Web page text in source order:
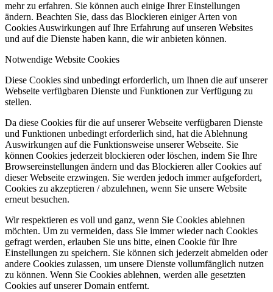
mehr zu erfahren. Sie können auch einige Ihrer Einstellungen
ändern. Beachten Sie, dass das Blockieren einiger Arten von
Cookies Auswirkungen auf Ihre Erfahrung auf unseren Websites
und auf die Dienste haben kann, die wir anbieten können.
Notwendige Website Cookies
Diese Cookies sind unbedingt erforderlich, um Ihnen die auf unserer
Webseite verfügbaren Dienste und Funktionen zur Verfügung zu
stellen.
Da diese Cookies für die auf unserer Webseite verfügbaren Dienste
und Funktionen unbedingt erforderlich sind, hat die Ablehnung
Auswirkungen auf die Funktionsweise unserer Webseite. Sie
können Cookies jederzeit blockieren oder löschen, indem Sie Ihre
Browsereinstellungen ändern und das Blockieren aller Cookies auf
dieser Webseite erzwingen. Sie werden jedoch immer aufgefordert,
Cookies zu akzeptieren / abzulehnen, wenn Sie unsere Website
erneut besuchen.
Wir respektieren es voll und ganz, wenn Sie Cookies ablehnen
möchten. Um zu vermeiden, dass Sie immer wieder nach Cookies
gefragt werden, erlauben Sie uns bitte, einen Cookie für Ihre
Einstellungen zu speichern. Sie können sich jederzeit abmelden oder
andere Cookies zulassen, um unsere Dienste vollumfänglich nutzen
zu können. Wenn Sie Cookies ablehnen, werden alle gesetzten
Cookies auf unserer Domain entfernt.